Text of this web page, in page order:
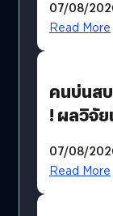
07/08/
Read More
คนบ่นส
! ผลวิจั
07/08/
Read More